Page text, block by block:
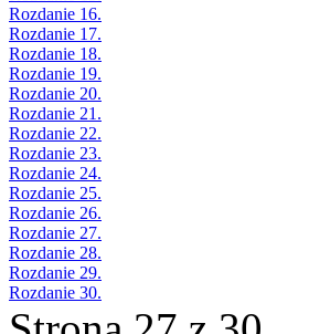
Rozdanie 16.
Rozdanie 17.
Rozdanie 18.
Rozdanie 19.
Rozdanie 20.
Rozdanie 21.
Rozdanie 22.
Rozdanie 23.
Rozdanie 24.
Rozdanie 25.
Rozdanie 26.
Rozdanie 27.
Rozdanie 28.
Rozdanie 29.
Rozdanie 30.